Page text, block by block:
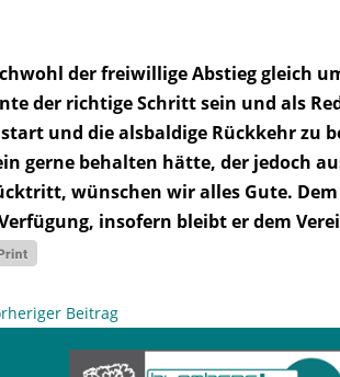
der freiwillige Abstieg gleich
der richtige Schritt sein und als
und die alsbaldige Rückkehr zu
gerne behalten hätte, der jedoch
wünschen wir alles Gute.
insofern bleibt er dem
Beitrag